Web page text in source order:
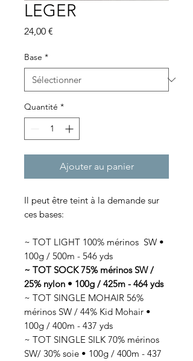
LEGER
24,00 €
Base *
Quantité *
Ajouter au panier
Il peut être teint à la demande sur
ces bases:
~ TOT LIGHT 100% mérinos SW •
100g / 500m - 546 yds
~ TOT SOCK 75% mérinos SW /
25% nylon • 100g / 425m - 464 yds
~ TOT SINGLE MOHAIR 56%
mérinos SW / 44% Kid Mohair •
100g / 400m - 437 yds
~ TOT SINGLE SILK 70% mérinos
SW/ 30% soie • 100g / 400m - 437